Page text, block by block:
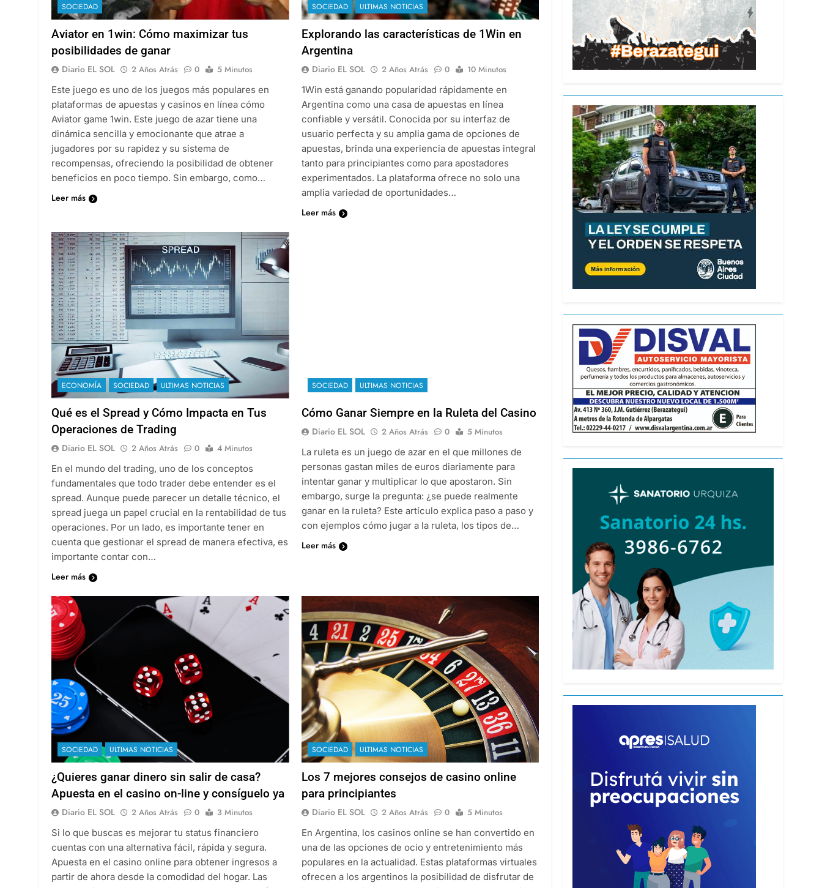
SOCIEDAD
Aviator en 1win: Cómo maximizar tus
posibilidades de ganar
Diario EL SOL 2 Años Atrás 0
5 Minutos
Este juego es uno de los juegos más populares en
plataformas de apuestas y casinos en línea cómo
Aviator game 1win. Este juego de azar tiene una
dinámica sencilla y emocionante que atrae a
jugadores por su rapidez y su sistema de
recompensas, ofreciendo la posibilidad de obtener
beneficios en poco tiempo. Sin embargo, como…
Leer más
SOCIEDAD ULTIMAS NOTICIAS
Explorando las características de 1Win en
Argentina
Diario EL SOL 2 Años Atrás 0
10 Minutos
1Win está ganando popularidad rápidamente en
Argentina como una casa de apuestas en línea
confiable y versátil. Conocida por su interfaz de
usuario perfecta y su amplia gama de opciones de
apuestas, brinda una experiencia de apuestas integral
tanto para principiantes como para apostadores
experimentados. La plataforma ofrece no solo una
amplia variedad de oportunidades…
Leer más
ECONOMÍA SOCIEDAD ULTIMAS NOTICIAS
Qué es el Spread y Cómo Impacta en Tus
Operaciones de Trading
Diario EL SOL 2 Años Atrás 0
4 Minutos
En el mundo del trading, uno de los conceptos
fundamentales que todo trader debe entender es el
spread. Aunque puede parecer un detalle técnico, el
spread juega un papel crucial en la rentabilidad de tus
operaciones. Por un lado, es importante tener en
cuenta que gestionar el spread de manera efectiva, es
importante contar con…
Leer más
SOCIEDAD ULTIMAS NOTICIAS
Cómo Ganar Siempre en la Ruleta del Casino
Diario EL SOL 2 Años Atrás 0
5 Minutos
La ruleta es un juego de azar en el que millones de
personas gastan miles de euros diariamente para
intentar ganar y multiplicar lo que apostaron. Sin
embargo, surge la pregunta: ¿se puede realmente
ganar en la ruleta? Este artículo explica paso a paso y
con ejemplos cómo jugar a la ruleta, los tipos de…
Leer más
SOCIEDAD ULTIMAS NOTICIAS
¿Quieres ganar dinero sin salir de casa?
Apuesta en el casino on-line y consíguelo ya
Diario EL SOL 2 Años Atrás 0
3 Minutos
Si lo que buscas es mejorar tu status financiero
cuentas con una alternativa fácil, rápida y segura.
Apuesta en el casino online para obtener ingresos a
partir de ahora desde la comodidad del hogar. Las
SOCIEDAD ULTIMAS NOTICIAS
Los 7 mejores consejos de casino online
para principiantes
Diario EL SOL 2 Años Atrás 0
5 Minutos
En Argentina, los casinos online se han convertido en
una de las opciones de ocio y entretenimiento más
populares en la actualidad. Estas plataformas virtuales
ofrecen a los argentinos la posibilidad de disfrutar de